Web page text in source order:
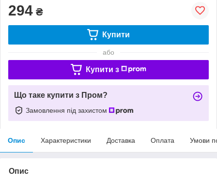
294 ₴
Купити
або
Купити з
Що таке купити з Пром?
Замовлення під захистом
Опис Характеристики Доставка Оплата Умови
Опис